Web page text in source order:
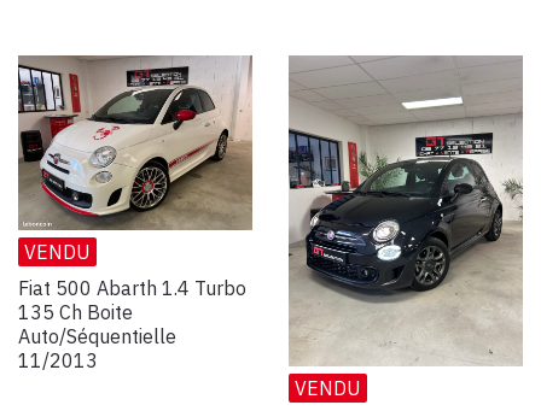
VENDU
Fiat 500 Abarth 1.4 Turbo
135 Ch Boite
Auto/Séquentielle
11/2013
VENDU